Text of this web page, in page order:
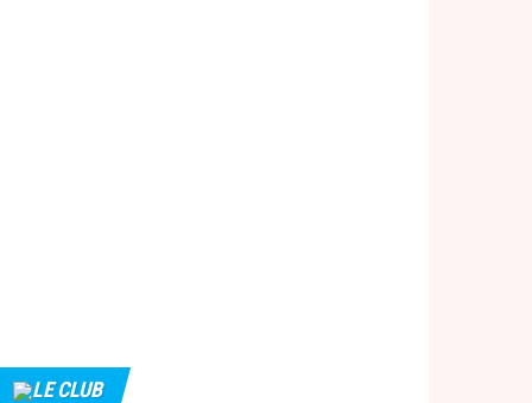
LE CLUB